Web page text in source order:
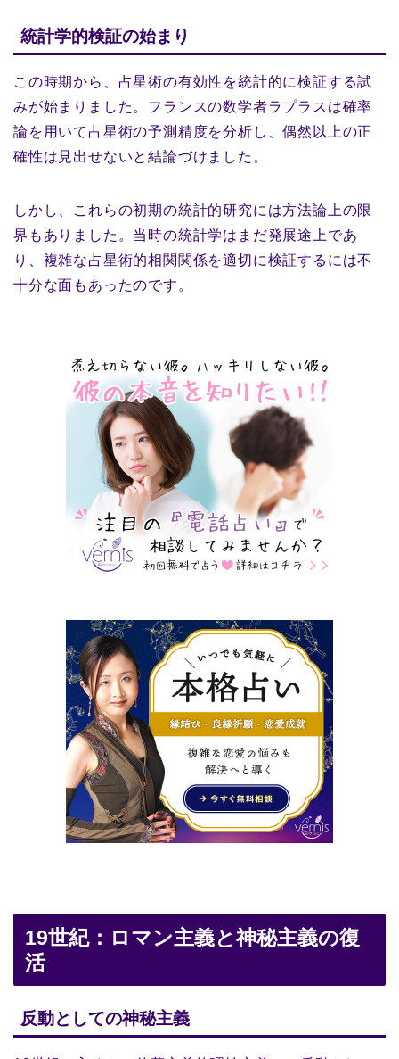
統計学的検証の始まり
この時期から、占星術の有効性を統計的に検証する試
みが始まりました。フランスの数学者ラプラスは確率
論を用いて占星術の予測精度を分析し、偶然以上の正
確性は見出せないと結論づけました。
しかし、これらの初期の統計的研究には方法論上の限
界もありました。当時の統計学はまだ発展途上であ
り、複雑な占星術的相関関係を適切に検証するには不
十分な面もあったのです。
19世紀：ロマン主義と神秘主義の復
活
反動としての神秘主義